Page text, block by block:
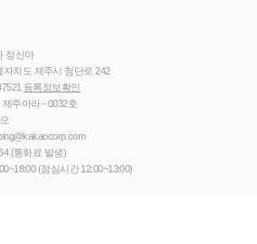
정신아
자치도 제주시 첨단로 242
등록정보확인
제주아라 - 0032호
(통화료 발생)
(점심시간 12:00~13:00)